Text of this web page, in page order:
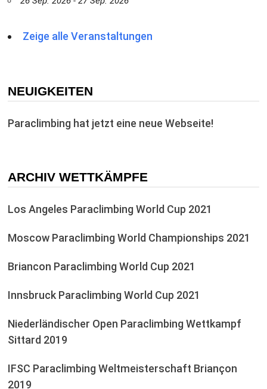
Zeige alle Veranstaltungen
NEUIGKEITEN
Paraclimbing hat jetzt eine neue Webseite!
ARCHIV WETTKÄMPFE
Los Angeles Paraclimbing World Cup 2021
Moscow Paraclimbing World Championships 2021
Briancon Paraclimbing World Cup 2021
Innsbruck Paraclimbing World Cup 2021
Niederländischer Open Paraclimbing Wettkampf
Sittard 2019
IFSC Paraclimbing Weltmeisterschaft Briançon
2019